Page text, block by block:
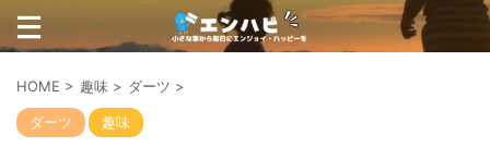
HOME > 趣味 > ダーツ >
ダーツ 趣味